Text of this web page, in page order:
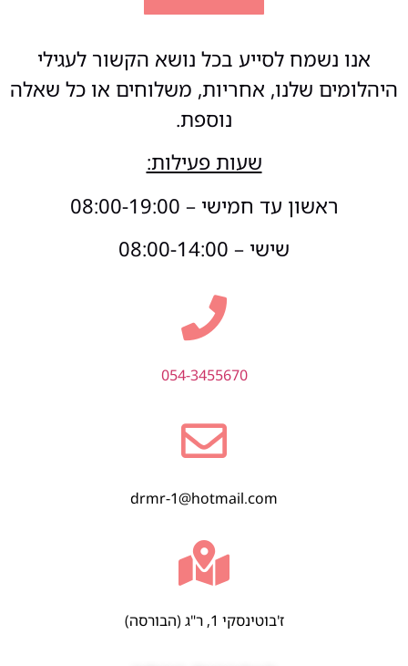
אנו נשמח לסייע בכל נושא הקשור לעגילי
היהלומים שלנו, אחריות, משלוחים או כל שאלה
נוספת.
שעות פעילות:
ראשון עד חמישי – 08:00-19:00
שישי – 08:00-14:00
054-3455670
drmr-1@hotmail.com
ז'בוטינסקי 1, ר"ג (הבורסה)